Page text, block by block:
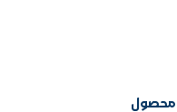
650 تا 1800 دور در دقیقه